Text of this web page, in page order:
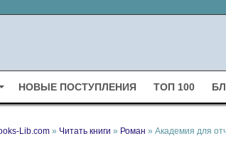
НОВЫЕ ПОСТУПЛЕНИЯ ТОП 100
Lib.com » Читать книги » Роман » Академия для